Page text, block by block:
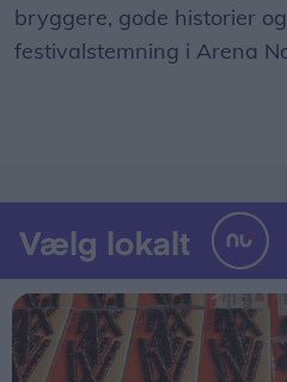
bryggere, gode historier
festivalstemning i Arena